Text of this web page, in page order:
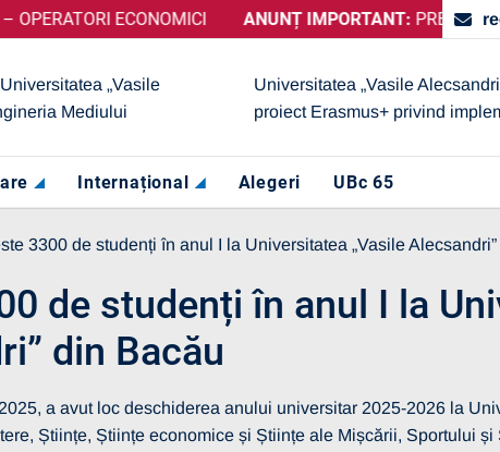
CALIFICATIVUL „GRAD DE ÎNCREDERE RIDICAT”,
ECONOMICI ANUNȚ IMPORTANT:PRELUNGIRE
„Vasile
Mediului
Universitatea „Vasile
proiect Erasmus+ privind
Internațional Alegeri UBc 65
mai multe detalii
3300 de studenți în anul I la Universitatea „Vasile
de studenți în anul I la
din Bacău
a avut loc deschiderea anului universitar 2025-2026 la
Științe, Științe economice și Științe ale Mișcării, Sportului și